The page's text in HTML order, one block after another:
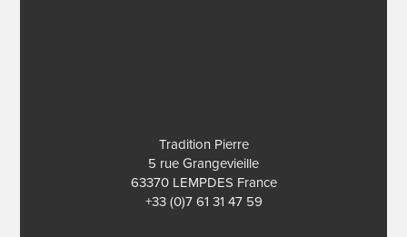
Tradition Pierre
5 rue Grangevieille
63370 LEMPDES France
+33 (0)7 61 31 47 59